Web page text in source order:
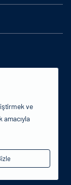
saklıdır.
ve
amacıyla